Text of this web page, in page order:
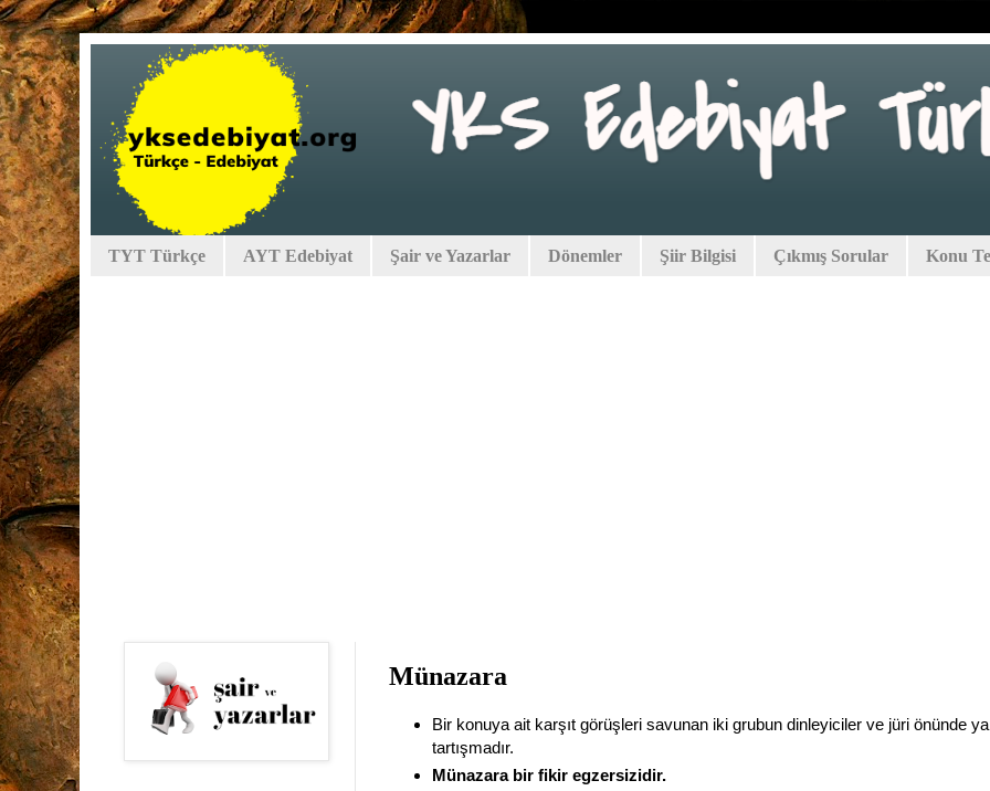
TYT Türkçe AYT Edebiyat Şair ve Yazarlar Dönemler Şiir Bilgisi Çıkmış Sorular Konu
Münazara
Bir konuya ait karşıt görüşleri savunan iki grubun dinleyiciler ve jüri önünde
tartışmadır.
Münazara bir fikir egzersizidir.